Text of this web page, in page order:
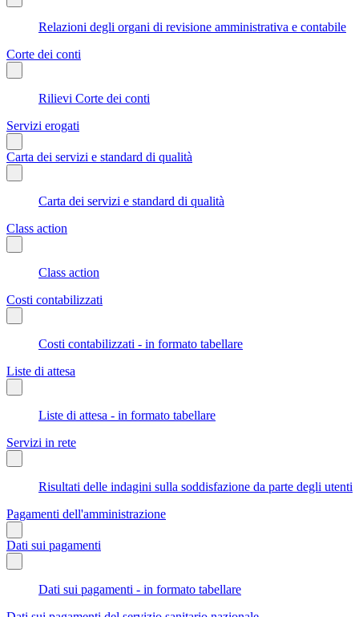
Relazioni degli organi di revisione amministrativa e contabile
Corte dei conti
Rilievi Corte dei conti
Servizi erogati
Carta dei servizi e standard di qualità
Carta dei servizi e standard di qualità
Class action
Class action
Costi contabilizzati
Costi contabilizzati - in formato tabellare
Liste di attesa
Liste di attesa - in formato tabellare
Servizi in rete
Risultati delle indagini sulla soddisfazione da parte degli utenti
Pagamenti dell'amministrazione
Dati sui pagamenti
Dati sui pagamenti - in formato tabellare